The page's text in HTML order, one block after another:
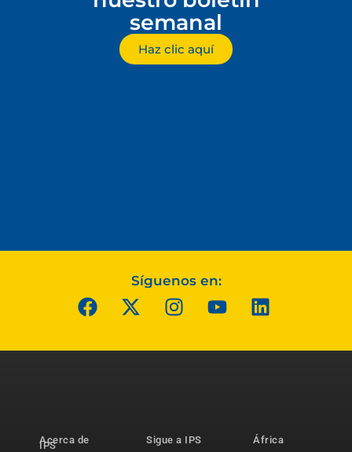
semanal
Haz clic aquí
Síguenos en:
Acerca de
IPS
Sigue a IPS
África